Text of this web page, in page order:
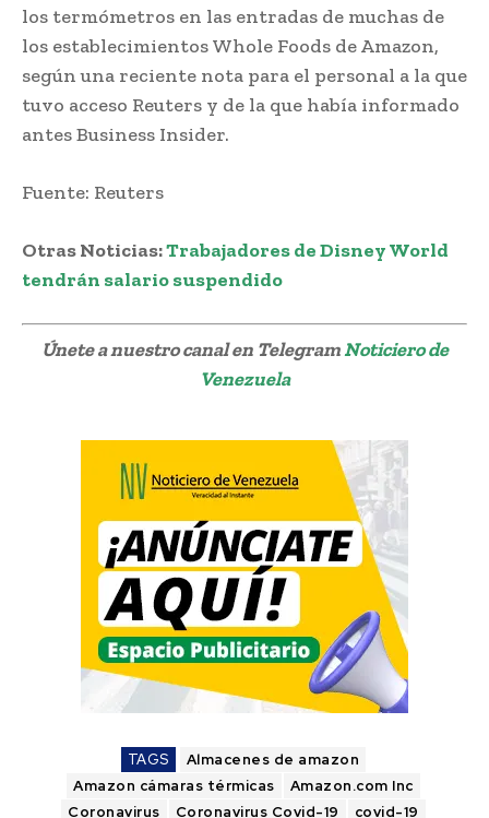
los termómetros en las entradas de muchas de
los establecimientos Whole Foods de Amazon,
según una reciente nota para el personal a la que
tuvo acceso Reuters y de la que había informado
antes Business Insider.
Fuente: Reuters
Otras Noticias:Trabajadores de Disney World
tendrán salario suspendido
Únete a nuestro canal en TelegramNoticiero de
Venezuela
TAGS
Almacenes de amazon
Amazon cámaras térmicas
Amazon.com Inc
Coronavirus
Coronavirus Covid-19 covid-19